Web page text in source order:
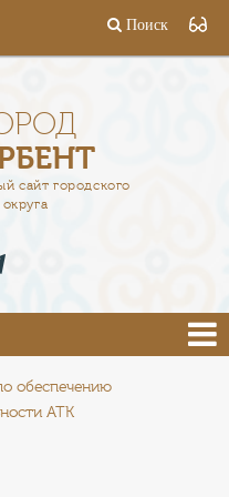
Поиск
сайт городского
округа
обеспечению
АТК